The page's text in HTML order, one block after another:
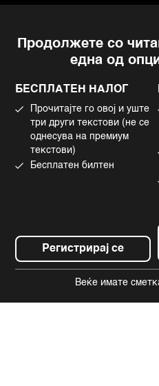
Продолжете со
една од
БЕСПЛАТЕН НАЛОГ
Прочитајте го овој и уште
три други текстови (не се
однесува на премиум
текстови)
Бесплатен билтен
Регистрирај се
Веќе имате
Импресум
Политика на приватност
Политика за колачиња
Употреба на вештачка
BLOOMBERG logo are
Bloomberg Finance L.P. or its
Bloomberg Adria is a
News